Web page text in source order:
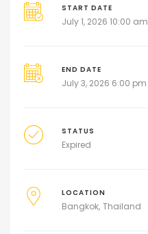
START DATE
July 1, 2026 10:00 am
END DATE
July 3, 2026 6:00 pm
STATUS
Expired
LOCATION
Bangkok Thailand